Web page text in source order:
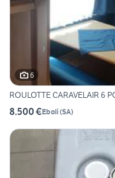
6
ROULOTTE CARAVELAIR 6
8.500 €Eboli(SA)